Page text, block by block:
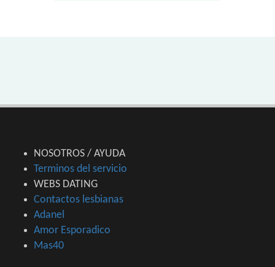
NOSOTROS / AYUDA
Terminos del servicio
WEBS DATING
Contactos lesbianas
Adanel
Amor Esporadico
Mas40